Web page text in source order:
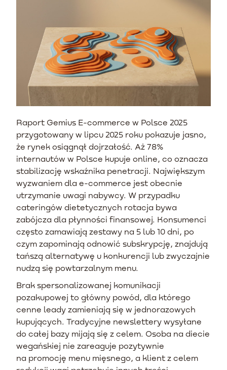
Raport Gemius E-commerce w Polsce 2025
przygotowany w lipcu 2025 roku pokazuje jasno,
że rynek osiągnął dojrzałość. Aż 78%
internautów w Polsce kupuje online, co oznacza
stabilizację wskaźnika penetracji. Największym
wyzwaniem dla e-commerce jest obecnie
utrzymanie uwagi nabywcy. W przypadku
cateringów dietetycznych rotacja bywa
zabójcza dla płynności finansowej. Konsumenci
często zamawiają zestawy na 5 lub 10 dni, po
czym zapominają odnowić subskrypcję, znajdują
tańszą alternatywę u konkurencji lub zwyczajnie
nudzą się powtarzalnym menu.
Brak spersonalizowanej komunikacji
pozakupowej to główny powód, dla którego
cenne leady zamieniają się w jednorazowych
kupujących. Tradycyjne newslettery wysyłane
do całej bazy mijają się z celem. Osoba na diecie
wegańskiej nie zareaguje pozytywnie
na promocję menu mięsnego, a klient z celem